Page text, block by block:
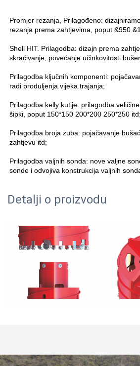
Promjer rezanja, Prilagođeno:
rezanja prema zahtjevima, poput &950
Shell HIT. Prilagodba: dizajn prema
skraćivanje, povećanje učinkovitosti
Prilagodba ključnih komponenti:
radi produljenja vijeka trajanja;
Prilagodba kelly kutije: prilagodba
šipki, poput 150*150 200*200 250*250 itd;
Prilagodba broja zuba: pojačavanje
zahtjevu itd;
Prilagodba valjnih sonda: nove valjne
sonde i odvojiva konstrukcija valjnih
Detalji o proizvodu